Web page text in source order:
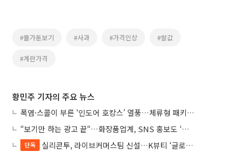
#물가돋보기 #사과 #가격인상 #쌀값
#계란가격
황민주 기자의 주요 뉴스
폭염·스콜이 부른 ‘인도어 호캉스’ 열풍…체류형 패키지 뜬다
“보기만 하는 광고 끝“…화장품업계, SNS 홍보도 ‘참여형 콘텐츠’로 변모
단독 실리콘투, 라이브커머스팀 신설…K뷰티 ‘글로벌 판매망’ 확대